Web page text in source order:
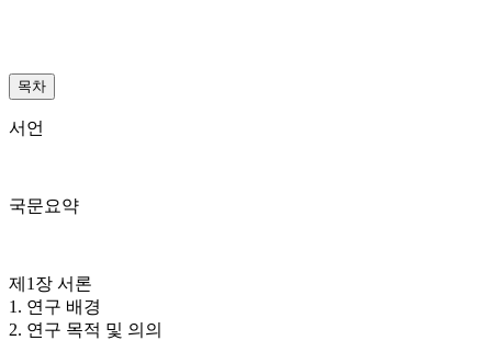
목차
서언
국문요약
제1장 서론
1. 연구 배경
2. 연구 목적 및 의의